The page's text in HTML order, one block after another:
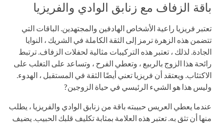
باقة الزفاف مع زنابق الوادي والفريزيا
تعتبر فريزيا راعية الأشخاص الهادفين والمجتهدين. الباقات التي
تتضمن هذه الزهرة ترمز إلى الثقة الكاملة في الشريك ، النوايا
الجادة. لذلك ، تعتبر هذه التركيبات مثالية لحفلات الزفاف. ترتبط
رائحة هذا الزوج بالربيع ، وتعطي الفرح ، وتساعد على التغلب على
الاكتئاب. ويعتقد أن فريزيا تعني أيضًا الثقة في المستقبل ، الهدوء.
وليس هذا هو الشيء الرئيسي في حياة الزوجين?
عندما يعطي العريس حبيبته باقة من زنابق الوادي والفريزيا ، يطلب
منها أن تثق به. تعتبر هذه العلامة بمثابة تكليف قلبك الحبيب. يضيف